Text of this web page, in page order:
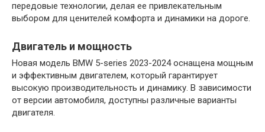
передовые технологии, делая ее привлекательным
выбором для ценителей комфорта и динамики на дороге.
Двигатель и мощность
Новая модель BMW 5-series 2023-2024 оснащена мощным
и эффективным двигателем, который гарантирует
высокую производительность и динамику. В зависимости
от версии автомобиля, доступны различные варианты
двигателя.